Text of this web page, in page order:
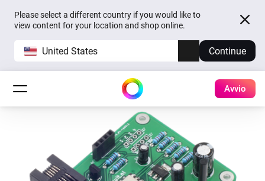
Please select a different country if you would like to
view content for your location and shop online.
United States Continue
Avvio